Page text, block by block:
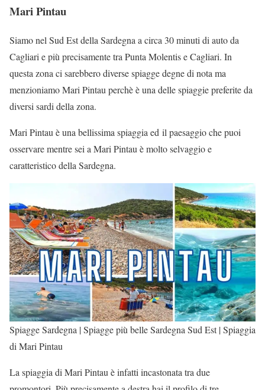
Mari Pintau
Siamo nel Sud Est della Sardegna a circa 30 minuti di auto da
Cagliari e più precisamente tra Punta Molentis e Cagliari. In
questa zona ci sarebbero diverse spiagge degne di nota ma
menzioniamo Mari Pintau perchè è una delle spiaggie preferite da
diversi sardi della zona.
Mari Pintau è una bellissima spiaggia ed il paesaggio che puoi
osservare mentre sei a Mari Pintau è molto selvaggio e
caratteristico della Sardegna.
Spiagge Sardegna | Spiagge più belle Sardegna Sud Est | Spiaggia
di Mari Pintau
La spiaggia di Mari Pintau è infatti incastonata tra due